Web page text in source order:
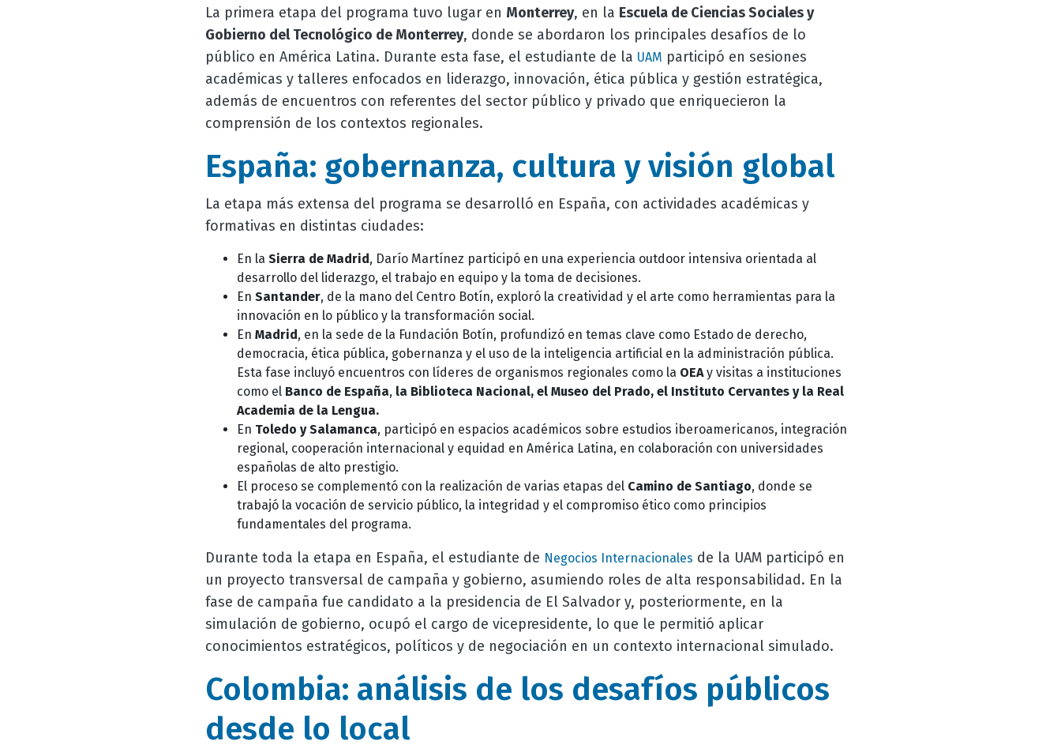
La primera etapa del programa tuvo lugar en Monterrey, en la Escuela de Ciencias Sociales y
Gobierno del Tecnológico de Monterrey, donde se abordaron los principales desafíos de lo
público en América Latina. Durante esta fase, el estudiante de la UAM participó en sesiones
académicas y talleres enfocados en liderazgo, innovación, ética pública y gestión estratégica,
además de encuentros con referentes del sector público y privado que enriquecieron la
comprensión de los contextos regionales.
España: gobernanza, cultura y visión global
La etapa más extensa del programa se desarrolló en España, con actividades académicas y
formativas en distintas ciudades:
En la Sierra de Madrid, Darío Martínez participó en una experiencia outdoor intensiva orientada al
desarrollo del liderazgo, el trabajo en equipo y la toma de decisiones.
En Santander, de la mano del Centro Botín, exploró la creatividad y el arte como herramientas para la
innovación en lo público y la transformación social.
En Madrid, en la sede de la Fundación Botín, profundizó en temas clave como Estado de derecho,
democracia, ética pública, gobernanza y el uso de la inteligencia artificial en la administración pública.
Esta fase incluyó encuentros con líderes de organismos regionales como la OEAy visitas a instituciones
como el Banco de España, la Biblioteca Nacional, el Museo del Prado, el Instituto Cervantes y la Real
Academia de la Lengua.
En Toledo y Salamanca, participó en espacios académicos sobre estudios iberoamericanos, integración
regional, cooperación internacional y equidad en América Latina, en colaboración con universidades
españolas de alto prestigio.
El proceso se complementó con la realización de varias etapas del Camino de Santiago, donde se
trabajó la vocación de servicio público, la integridad y el compromiso ético como principios
fundamentales del programa.
Durante toda la etapa en España, el estudiante de Negocios Internacionales de la UAM participó en
un proyecto transversal de campaña y gobierno, asumiendo roles de alta responsabilidad. En la
fase de campaña fue candidato a la presidencia de El Salvador y, posteriormente, en la
simulación de gobierno, ocupó el cargo de vicepresidente, lo que le permitió aplicar
conocimientos estratégicos, políticos y de negociación en un contexto internacional simulado.
Colombia: análisis de los desafíos públicos
desde lo local